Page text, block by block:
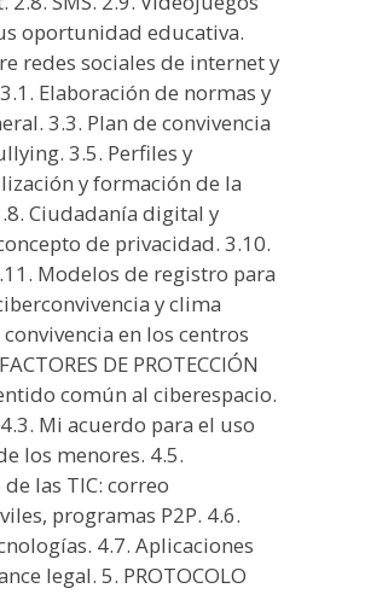
oportunidad educativa.
redes sociales de internet y
3.1. Elaboración de normas y
3.3. Plan de convivencia
3.5. Perfiles y
y formación de la
Ciudadanía digital y
de privacidad. 3.10.
Modelos de registro para
y clima
en los centros
DE PROTECCIÓN
común al ciberespacio.
Mi acuerdo para el uso
los menores. 4.5.
las TIC: correo
programas P2P. 4.6.
4.7. Aplicaciones
legal. 5. PROTOCOLO